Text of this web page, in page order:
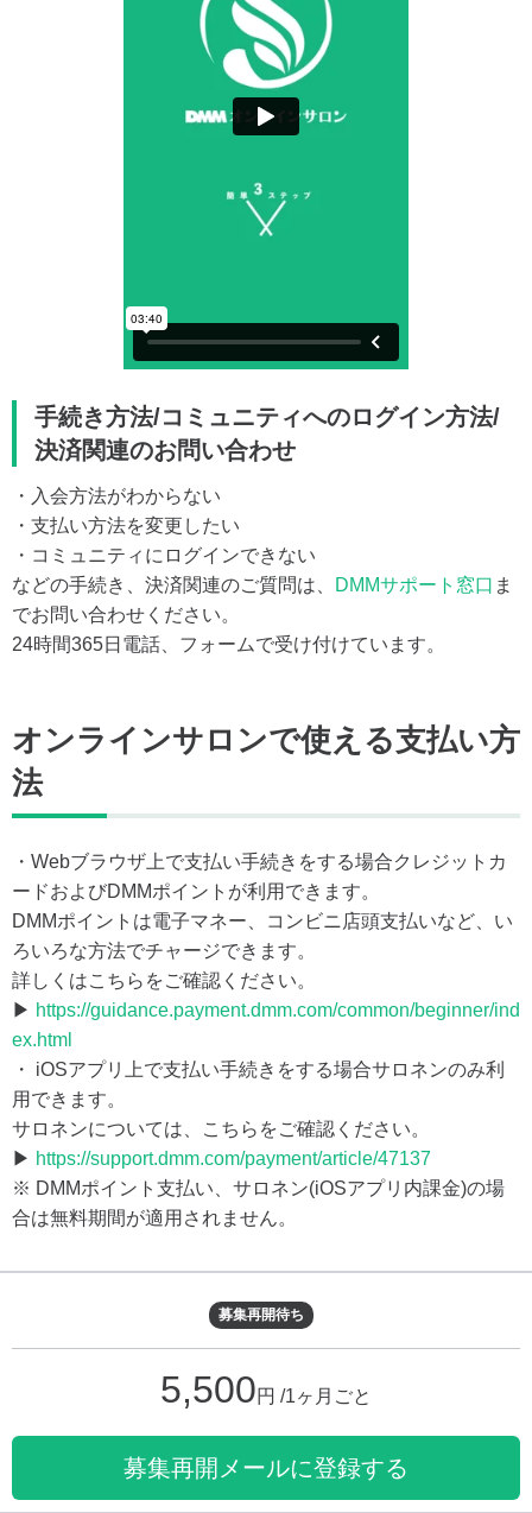
手続き方法/コミュニティへのログイン方法/
決済関連のお問い合わせ
・入会方法がわからない
・支払い方法を変更したい
・コミュニティにログインできない
などの手続き、決済関連のご質問は、
DMMサポート窓口 ま
でお問い合わせください。
24時間365日電話、フォームで受け付けています。
オンラインサロンで使える支払い方
法
・Webブラウザ上で支払い手続きをする場合クレジットカ
ードおよびDMMポイントが利用できます。
DMMポイントは電子マネー、コンビニ店頭支払いなど、い
ろいろな方法でチャージできます。
詳しくはこちらをご確認ください。
▶ https://guidance.payment.dmm.com/common/beginner/ind
ex.html
・ iOSアプリ上で支払い手続きをする場合サロネンのみ利
用できます。
サロネンについては、こちらをご確認ください。
▶ https://support.dmm.com/payment/article/47137
※ DMMポイント支払い、サロネン(iOSアプリ内課金)の場
合は無料期間が適用されません。
募集再開待ち
5,500円 /1ヶ月ごと
募集再開メールに登録する